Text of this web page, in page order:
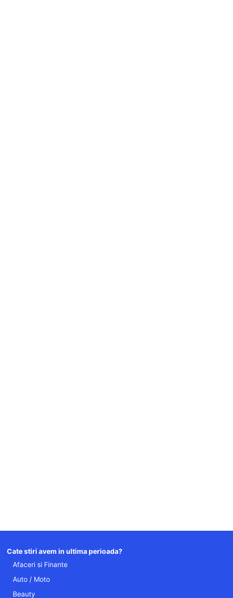
Cate stiri avem in ultima perioada?
Afaceri si Finante
Auto / Moto
Beauty